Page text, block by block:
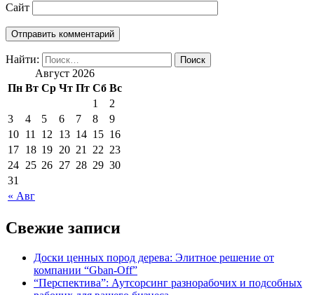
Сайт
Найти:
Август 2026
Пн Вт Ср Чт Пт Сб Вс
« Авг
1
2
3
4 5 6 7 8
9
10 11 12 13 14 15 16
17 18 19 20 21 22 23
24 25 26 27 28 29 30
31
Свежие записи
Доски ценных пород дерева: Элитное решение от
компании “Gban-Off”
“Перспектива”: Аутсорсинг разнорабочих и подсобных